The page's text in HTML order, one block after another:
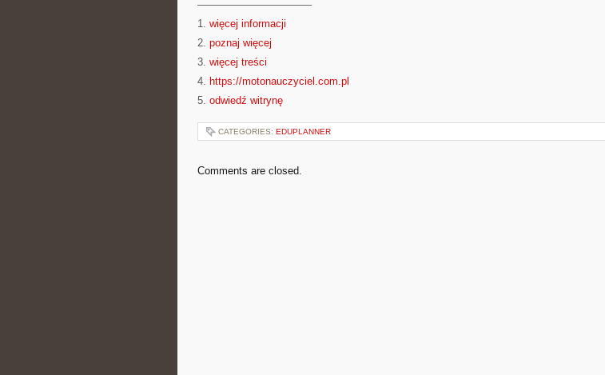
———————————
1. więcej informacji
2. poznaj więcej
3. więcej treści
4. https://motonauczyciel.com.pl
5. odwiedź witrynę
CATEGORIES: EDUPLANNER
Comments are closed.